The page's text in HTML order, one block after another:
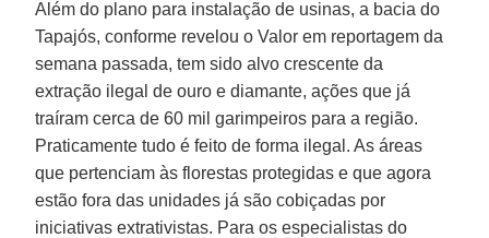
Além do plano para instalação de usinas, a bacia do
Tapajós, conforme revelou o Valor em reportagem da
semana passada, tem sido alvo crescente da
extração ilegal de ouro e diamante, ações que já
traíram cerca de 60 mil garimpeiros para a região.
Praticamente tudo é feito de forma ilegal. As áreas
que pertenciam às florestas protegidas e que agora
estão fora das unidades já são cobiçadas por
iniciativas extrativistas. Para os especialistas do